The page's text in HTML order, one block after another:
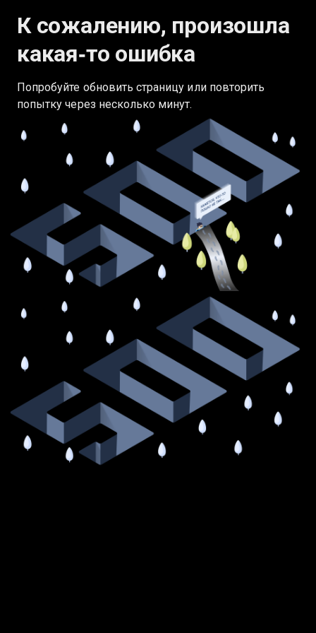
К сожалению, произошла
какая‑то ошибка
Попробуйте обновить страницу или повторить
попытку через несколько минут.